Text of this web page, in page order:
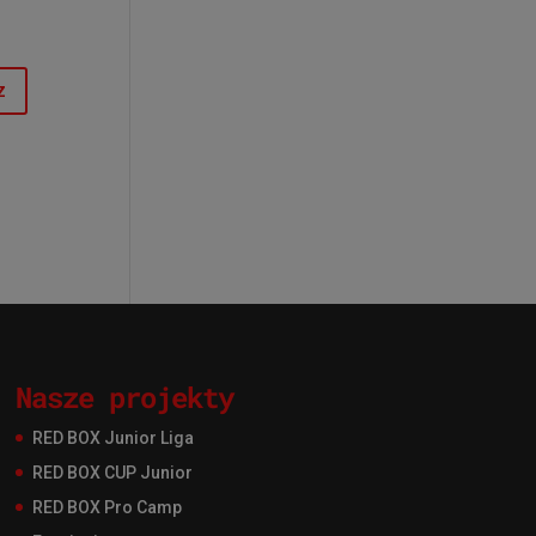
Nasze projekty
RED BOX Junior Liga
RED BOX CUP Junior
RED BOX Pro Camp